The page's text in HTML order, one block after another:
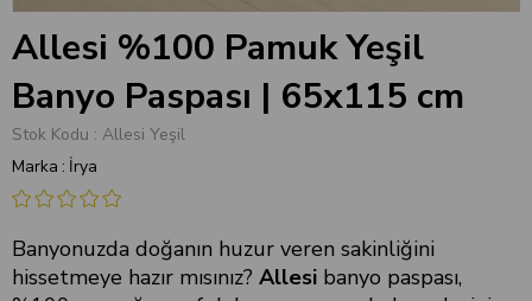
Allesi %100 Pamuk Yeşil
Banyo Paspası | 65x115 cm
Stok Kodu
Allesi Yeşil
Marka : İrya
Banyonuzda doğanın huzur veren sakinliğini
hissetmeye hazır mısınız? Allesi banyo paspası,